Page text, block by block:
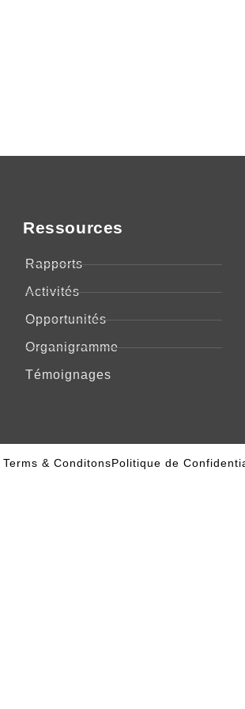
Ressources
Rapports
Activités
Opportunités
Organigramme
Témoignages
Terms & ConditonsPolitique de